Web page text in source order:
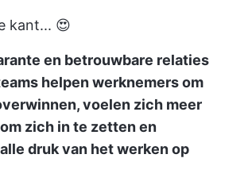
kant... 😍
en betrouwbare relaties
helpen werknemers om
voelen zich meer
zich in te zetten en
druk van het werken op